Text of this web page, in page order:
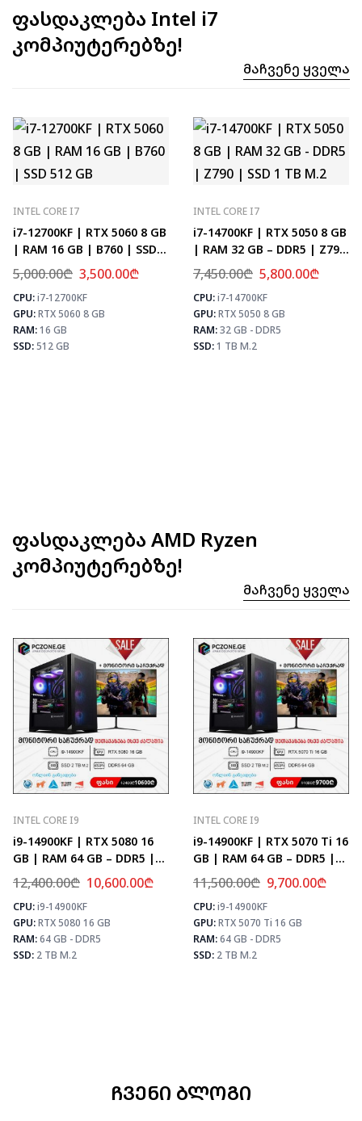
ფასდაკლება Intel i7
კომპიუტერებზე!
Მაჩვენე Ყველა
INTEL CORE I7
i7-12700KF | RTX 5060 8 GB
| RAM 16 GB | B760 | SSD
512 GB
5,000.00₾ 3,500.00₾
CPU:i7-12700KF
GPU:RTX 5060 8 GB
RAM:16 GB
SSD:512 GB
⚡ MAX FPS
CS2
331
PUBG
193
Fortnite
228
INTEL CORE I7
i7-14700KF | RTX 5050 8 GB
| RAM 32 GB – DDR5 | Z790
| SSD 1 TB M.2
7,450.00₾ 5,800.00₾
CPU:i7-14700KF
GPU:RTX 5050 8 GB
RAM:32 GB - DDR5
SSD:1 TB M.2
ფასდაკლება AMD Ryzen
კომპიუტერებზე!
Მაჩვენე Ყველა
INTEL CORE I9
i9-14900KF | RTX 5080 16
GB | RAM 64 GB – DDR5 |
Z790 | SSD 2 TB M.2
12,400.00₾ 10,600.00₾
CPU:i9-14900KF
GPU:RTX 5080 16 GB
RAM:64 GB - DDR5
SSD: 2 TB M.2
⚡ MAX FPS
CS2
504
PUBG
307
Fortnite
361
INTEL CORE I9
i9-14900KF | RTX 5070 Ti 16
GB | RAM 64 GB – DDR5 |
Z790 | SSD 2 TB M.2
11,500.00₾ 9,700.00₾
CPU:i9-14900KF
GPU:RTX 5070 Ti 16 GB
RAM:64 GB - DDR5
SSD: 2 TB M.2
ᲩᲕᲔᲜᲘ ᲑᲚᲝᲒᲘ